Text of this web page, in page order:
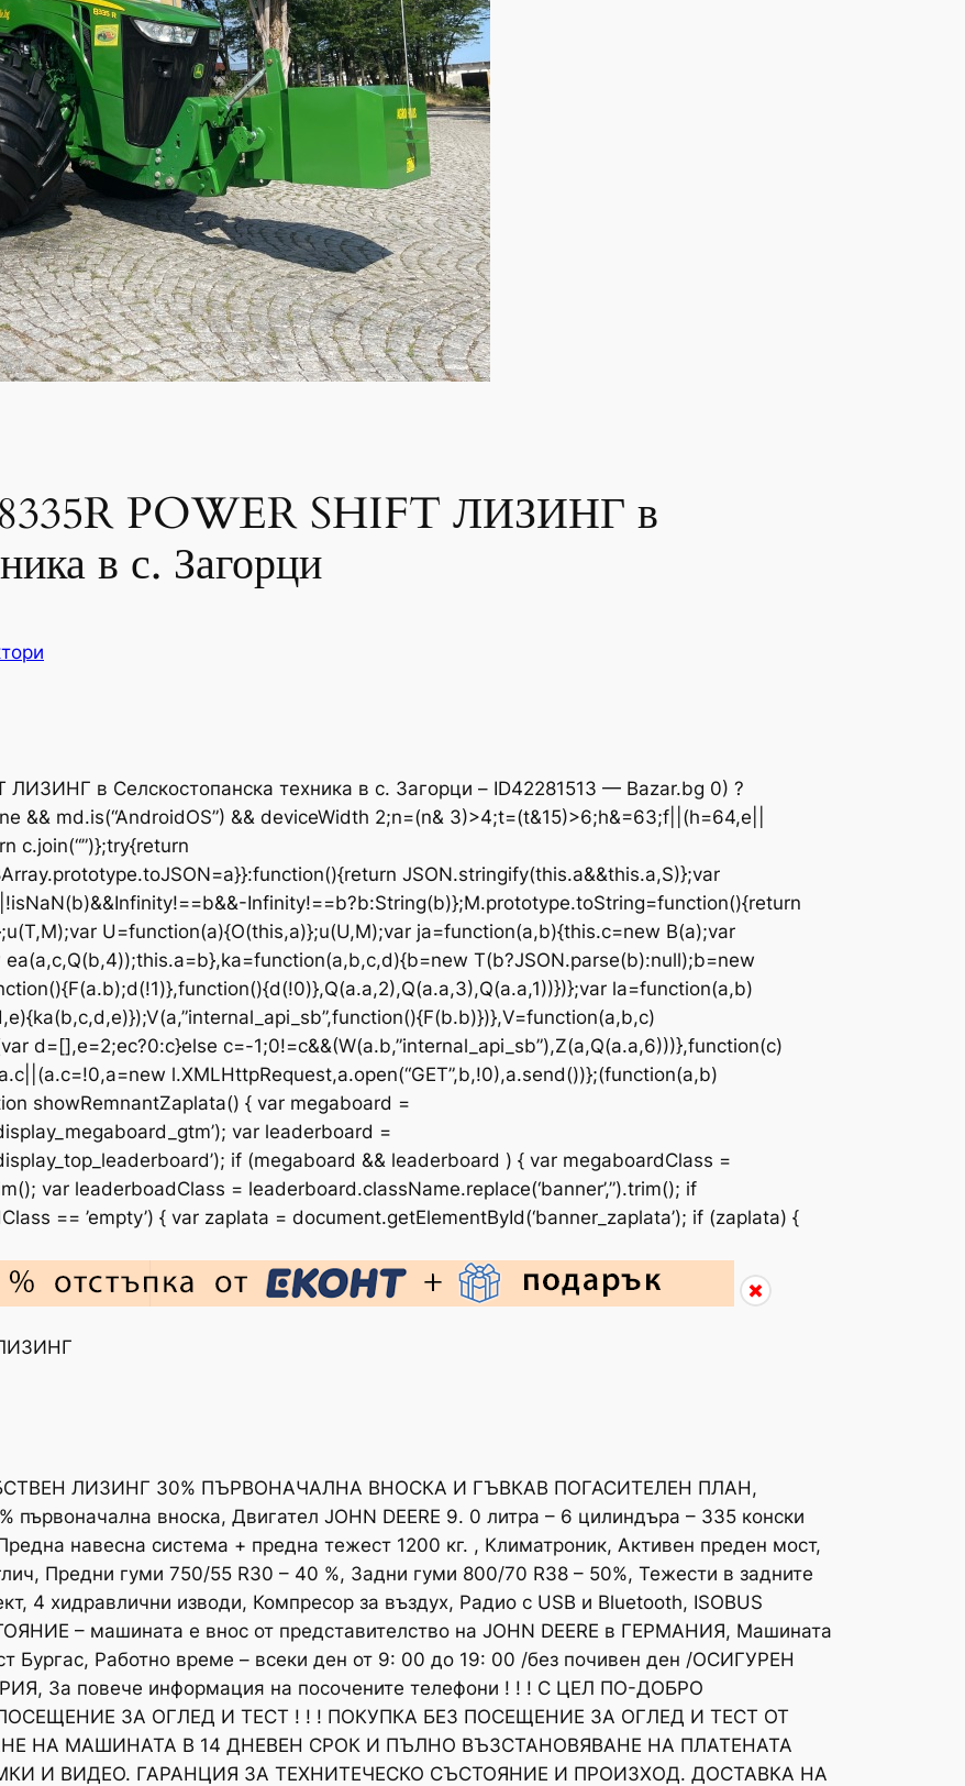
8335R POWER SHIFT ЛИЗИНГ в
в с. Загорци
ЛИЗИНГ в Селскостопанска техника в с. Загорци – ID42281513 — Bazar.bg 0) ?
&& md.is(“AndroidOS”) && deviceWidth 2;n=(n& 3)>4;t=(t&15)>6;h&=63;f||(h=64,e||
c.join(“”)};try{return
JSON.stringify(this.a&&this.a,S)};var
Infinity!==b?b:String(b)};M.prototype.toString=function(){return
U=function(a){O(this,a)};u(U,M);var ja=function(a,b){this.c=new B(a);var
T(b?JSON.parse(b):null);b=new
la=function(a,b)
d=[],e=2;ec?0:c}else c=-1;0!=c&&(W(a.b,”internal_api_sb”),Z(a,Q(a.a,6)))},function(c)
l.XMLHttpRequest,a.open(“GET”,b,!0),a.send())};(function(a,b)
showRemnantZaplata() { var megaboard =
var leaderboard =
if (megaboard && leaderboard ) { var megaboardClass =
var leaderboadClass = leaderboard.className.replace(‘banner’,”).trim(); if
== ’empty’) { var zaplata = document.getElementById(‘banner_zaplata’); if (zaplata) {
ЛИЗИНГ
ЛИЗИНГ 30% ПЪРВОНАЧАЛНА ВНОСКА И ГЪВКАВ ПОГАСИТЕЛЕН ПЛАН,
вноска, Двигател JOHN DEERE 9. 0 литра – 6 цилиндъра – 335 конски
навесна система + предна тежест 1200 кг. , Климатроник, Активен преден мост,
Предни гуми 750/55 R30 – 40 %, Задни гуми 800/70 R38 – 50%, Тежести в задните
4 хидравлични изводи, Компресор за въздух, Радио с USB и Bluetooth, ISOBUS
– машината е внос от представителство на JOHN DEERE в ГЕРМАНИЯ, Машината
Бургас, Работно време – всеки ден от 9: 00 до 19: 00 /без почивен ден /ОСИГУРЕН
За повече информация на посочените телефони ! ! ! С ЦЕЛ ПО-ДОБРО
ЗА ОГЛЕД И ТЕСТ ! ! ! ПОКУПКА БЕЗ ПОСЕЩЕНИЕ ЗА ОГЛЕД И ТЕСТ ОТ
НА МАШИНАТА В 14 ДНЕВЕН СРОК И ПЪЛНО ВЪЗСТАНОВЯВАНЕ НА ПЛАТЕНАТА
И ВИДЕО. ГАРАНЦИЯ ЗА ТЕХНИТЕЧЕСКО СЪСТОЯНИЕ И ПРОИЗХОД. ДОСТАВКА НА